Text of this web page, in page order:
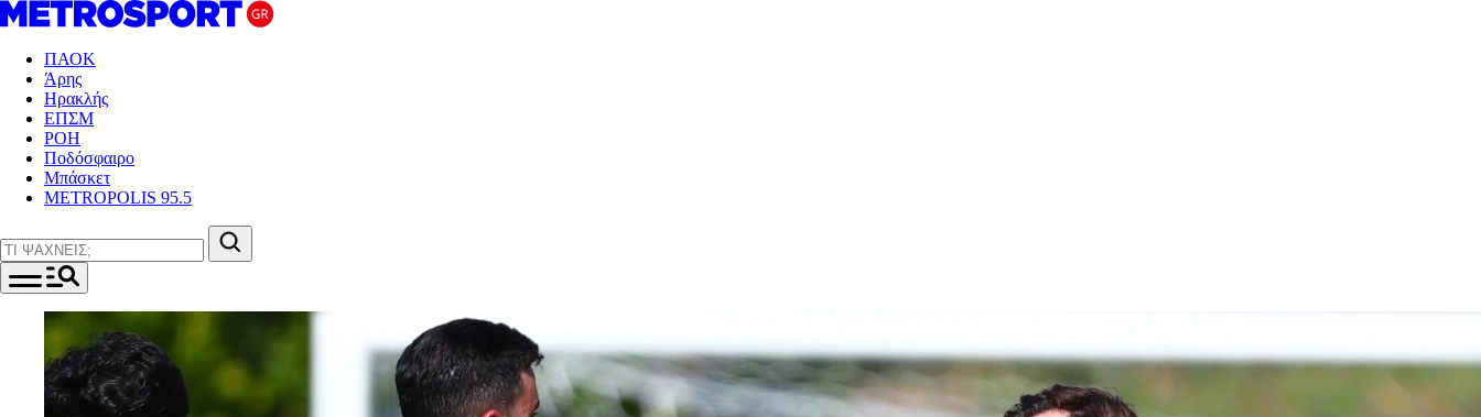
ΠΑΟΚ
Άρης
Ηρακλής
ΕΠΣΜ
ΡΟΗ
Ποδόσφαιρο
Μπάσκετ
METROPOLIS 95.5